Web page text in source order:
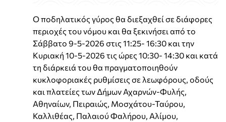
Ο ποδηλατικός γύρος θα διεξαχθεί σε διάφορες
περιοχές του νόμου και θα ξεκινήσει από το
Σάββατο 9-5-2026 στις 11:25- 16:30 και την
Κυριακή 10-5-2026 τις ώρες 10:30- 14:30 και κατά
τη διάρκειά του θα πραγματοποιηθούν
κυκλοφοριακές ρυθμίσεις σε λεωφόρους, οδούς
και πλατείες των Δήμων Αχαρνών-Φυλής,
Αθηναίων, Πειραιώς, Μοσχάτου-Ταύρου,
Καλλιθέας, Παλαιού Φαλήρου, Αλίμου,